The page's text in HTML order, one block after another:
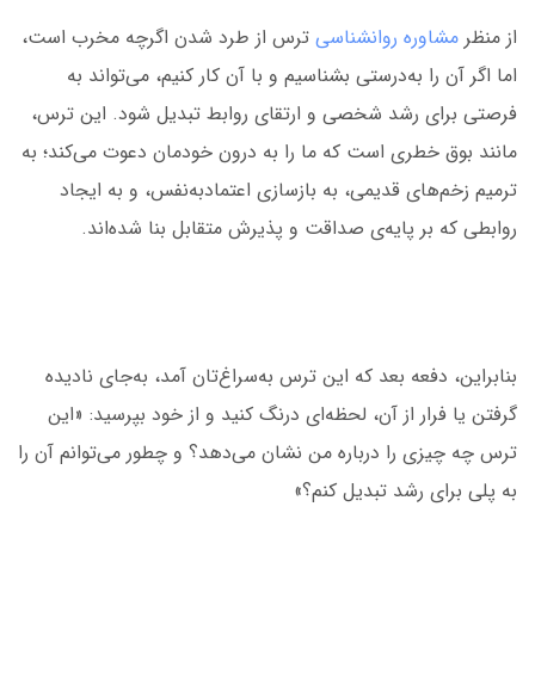
از منظر مشاوره روانشناسی ترس از طرد شدن اگرچه مخرب است،
اما اگر آن را به‌درستی بشناسیم و با آن کار کنیم، می‌تواند به
فرصتی برای رشد شخصی و ارتقای روابط تبدیل شود. این ترس،
مانند بوق خطری است که ما را به درون خودمان دعوت می‌کند؛ به
ترمیم زخم‌های قدیمی، به بازسازی اعتمادبه‌نفس، و به ایجاد
روابطی که بر پایه‌ی صداقت و پذیرش متقابل بنا شده‌اند.
بنابراین، دفعه بعد که این ترس به‌سراغ‌تان آمد، به‌جای نادیده
گرفتن یا فرار از آن، لحظه‌ای درنگ کنید و از خود بپرسید: «این
ترس چه چیزی را درباره من نشان می‌دهد؟ و چطور می‌توانم آن را
به پلی برای رشد تبدیل کنم؟»